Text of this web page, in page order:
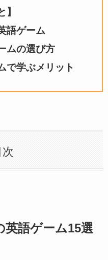
】
語ゲーム
ムの選び方
で学ぶメリット
次
語ゲーム15選